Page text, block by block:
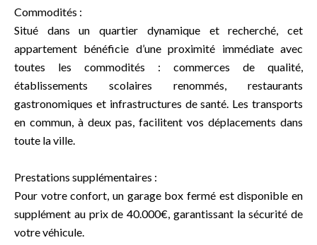
Commodités :
Situé dans un quartier dynamique et recherché, cet
appartement bénéficie d’une proximité immédiate avec
toutes les commodités : commerces de qualité,
établissements scolaires renommés, restaurants
gastronomiques et infrastructures de santé. Les transports
en commun, à deux pas, facilitent vos déplacements dans
toute la ville.
Prestations supplémentaires :
Pour votre confort, un garage box fermé est disponible en
supplément au prix de 40.000€, garantissant la sécurité de
votre véhicule.